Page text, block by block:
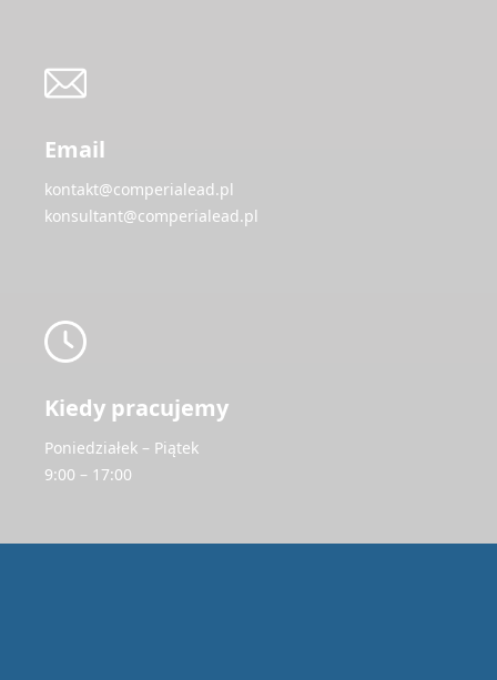
Email
kontakt@comperialead.pl
konsultant@comperialead.pl
Kiedy pracujemy
Poniedziałek – Piątek
9:00 – 17:00